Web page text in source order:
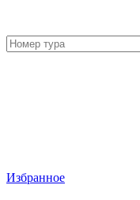
Избранное